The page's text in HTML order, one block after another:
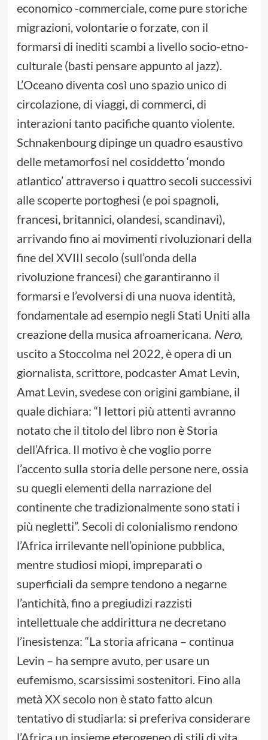
economico -commerciale, come pure storiche
migrazioni, volontarie o forzate, con il
formarsi di inediti scambi a livello socio-etno-
culturale (basti pensare appunto al jazz).
L’Oceano diventa così uno spazio unico di
circolazione, di viaggi, di commerci, di
interazioni tanto pacifiche quanto violente.
Schnakenbourg dipinge un quadro esaustivo
delle metamorfosi nel cosiddetto ‘mondo
atlantico’ attraverso i quattro secoli successivi
alle scoperte portoghesi (e poi spagnoli,
francesi, britannici, olandesi, scandinavi),
arrivando fino ai movimenti rivoluzionari della
fine del XVIII secolo (sull’onda della
rivoluzione francesi) che garantiranno il
formarsi e l’evolversi di una nuova identità,
fondamentale ad esempio negli Stati Uniti alla
creazione della musica afroamericana. Nero,
uscito a Stoccolma nel 2022, è opera di un
giornalista, scrittore, podcaster Amat Levin,
Amat Levin, svedese con origini gambiane, il
quale dichiara: “I lettori più attenti avranno
notato che il titolo del libro non è Storia
dell’Africa. Il motivo è che voglio porre
l’accento sulla storia delle persone nere, ossia
su quegli elementi della narrazione del
continente che tradizionalmente sono stati i
più negletti”. Secoli di colonialismo rendono
l’Africa irrilevante nell’opinione pubblica,
mentre studiosi miopi, impreparati o
superficiali da sempre tendono a negarne
l’antichità, fino a pregiudizi razzisti
intellettuale che addirittura ne decretano
l’inesistenza: “La storia africana – continua
Levin – ha sempre avuto, per usare un
eufemismo, scarsissimi sostenitori. Fino alla
metà XX secolo non è stato fatto alcun
tentativo di studiarla: si preferiva considerare